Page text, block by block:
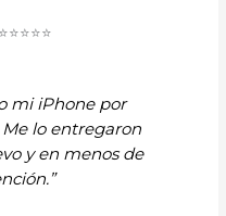
mi iPhone por
lo entregaron
y en menos de